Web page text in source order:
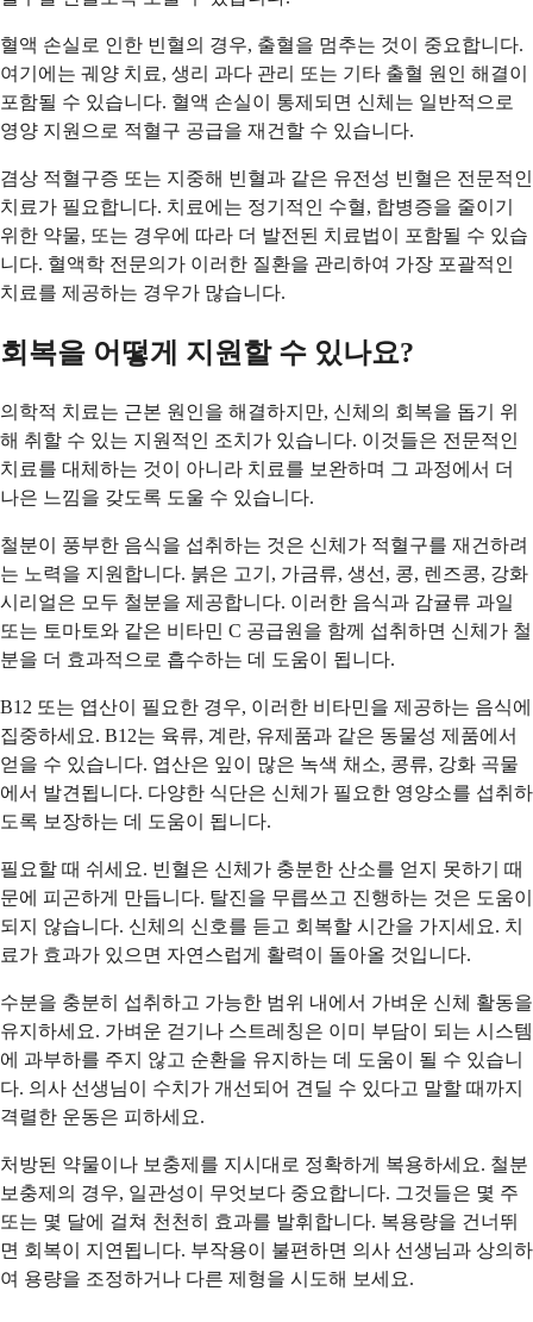
혈액 손실로 인한 빈혈의 경우, 출혈을 멈추는 것이 중요합니다.
여기에는 궤양 치료, 생리 과다 관리 또는 기타 출혈 원인 해결이
포함될 수 있습니다. 혈액 손실이 통제되면 신체는 일반적으로
영양 지원으로 적혈구 공급을 재건할 수 있습니다.
겸상 적혈구증 또는 지중해 빈혈과 같은 유전성 빈혈은 전문적인
치료가 필요합니다. 치료에는 정기적인 수혈, 합병증을 줄이기
위한 약물, 또는 경우에 따라 더 발전된 치료법이 포함될 수 있습
니다. 혈액학 전문의가 이러한 질환을 관리하여 가장 포괄적인
치료를 제공하는 경우가 많습니다.
회복을 어떻게 지원할 수 있나요?
의학적 치료는 근본 원인을 해결하지만, 신체의 회복을 돕기 위
해 취할 수 있는 지원적인 조치가 있습니다. 이것들은 전문적인
치료를 대체하는 것이 아니라 치료를 보완하며 그 과정에서 더
나은 느낌을 갖도록 도울 수 있습니다.
철분이 풍부한 음식을 섭취하는 것은 신체가 적혈구를 재건하려
는 노력을 지원합니다. 붉은 고기, 가금류, 생선, 콩, 렌즈콩, 강화
시리얼은 모두 철분을 제공합니다. 이러한 음식과 감귤류 과일
또는 토마토와 같은 비타민 C 공급원을 함께 섭취하면 신체가 철
분을 더 효과적으로 흡수하는 데 도움이 됩니다.
B12 또는 엽산이 필요한 경우, 이러한 비타민을 제공하는 음식에
집중하세요. B12는 육류, 계란, 유제품과 같은 동물성 제품에서
얻을 수 있습니다. 엽산은 잎이 많은 녹색 채소, 콩류, 강화 곡물
에서 발견됩니다. 다양한 식단은 신체가 필요한 영양소를 섭취하
도록 보장하는 데 도움이 됩니다.
필요할 때 쉬세요. 빈혈은 신체가 충분한 산소를 얻지 못하기 때
문에 피곤하게 만듭니다. 탈진을 무릅쓰고 진행하는 것은 도움이
되지 않습니다. 신체의 신호를 듣고 회복할 시간을 가지세요. 치
료가 효과가 있으면 자연스럽게 활력이 돌아올 것입니다.
수분을 충분히 섭취하고 가능한 범위 내에서 가벼운 신체 활동을
유지하세요. 가벼운 걷기나 스트레칭은 이미 부담이 되는 시스템
에 과부하를 주지 않고 순환을 유지하는 데 도움이 될 수 있습니
다. 의사 선생님이 수치가 개선되어 견딜 수 있다고 말할 때까지
격렬한 운동은 피하세요.
처방된 약물이나 보충제를 지시대로 정확하게 복용하세요. 철분
보충제의 경우, 일관성이 무엇보다 중요합니다. 그것들은 몇 주
또는 몇 달에 걸쳐 천천히 효과를 발휘합니다. 복용량을 건너뛰
면 회복이 지연됩니다. 부작용이 불편하면 의사 선생님과 상의하
여 용량을 조정하거나 다른 제형을 시도해 보세요.